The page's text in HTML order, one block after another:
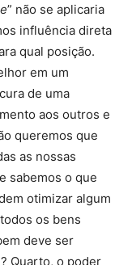
” não se aplicaria
influência direta
qual posição.
em um
de uma
aos outros e
queremos que
as nossas
sabemos o que
otimizar algum
os bens
deve ser
Quarto, o poder